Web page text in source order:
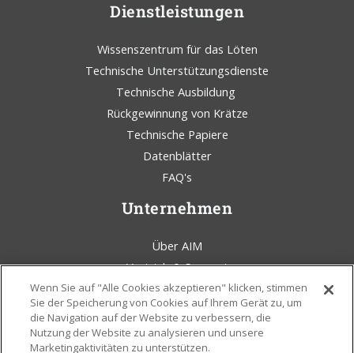
Dienstleistungen
Wissenszentrum für das Löten
Technische Unterstützungsdienste
Technische Ausbildung
Rückgewinnung von Krätze
Technische Papiere
Datenblätter
FAQ's
Unternehmen
Über AIM
Vertrieb & Support
AIM Lötkolben Blog
Bedingungen und Konditionen
Rechtliche Erklärung
Wenn Sie auf "Alle Cookies akzeptieren" klicken, stimmen
Sie der Speicherung von Cookies auf Ihrem Gerät zu, um
die Navigation auf der Website zu verbessern, die
Nutzung der Website zu analysieren und unsere
Marketingaktivitäten zu unterstützen.